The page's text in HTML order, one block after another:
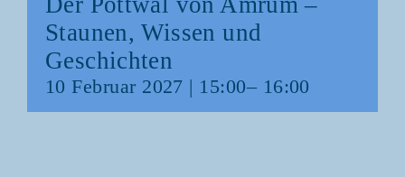
Stau­nen, Wis­sen und
Geschichten
10 Febru­ar 2027 | 15:00– 16:00